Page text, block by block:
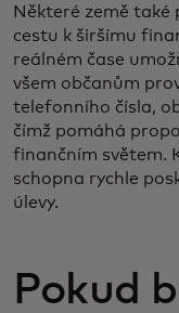
Některé země také
cestu k širšímu
reálném čase
všem občanům
telefonního čísla,
čímž pomáhá
finančním světem.
schopna rychle
úlevy.
Pokud